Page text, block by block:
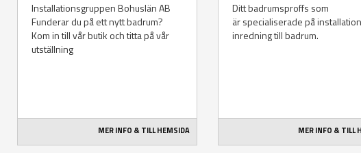
Installationsgruppen Bohuslän AB
Funderar du på ett nytt badrum?
Kom in till vår butik och titta på vår
utställning
MER INFO & TILL HEMSIDA
Ditt badrumsproffs som
är specialiserade på
inredning till badrum.
MER INFO & TILL